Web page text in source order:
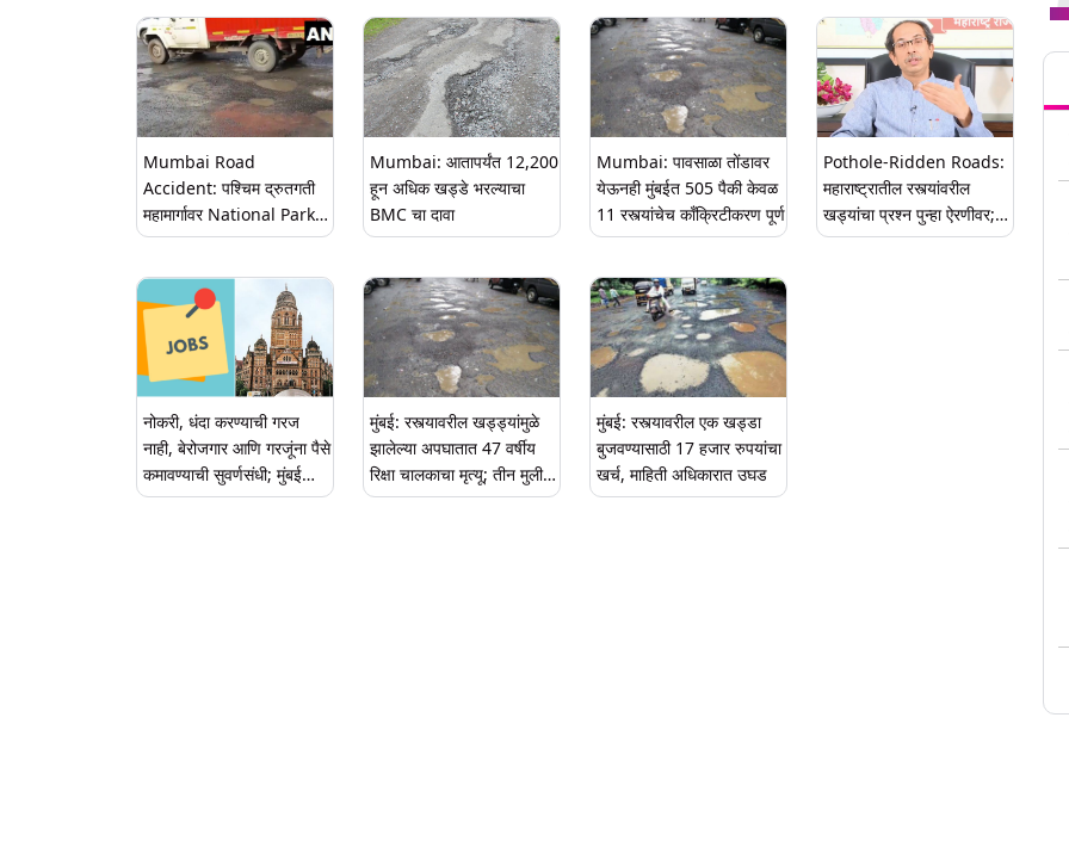
Mumbai Road
Accident: पश्चिम द्रुतगती
महामार्गावर National Park
Bridge वर डम्परची
जागीच मृत्यू
Mumbai: आतापर्यंत 12,200
हून अधिक खड्डे भरल्याचा
BMC चा दावा
Mumbai: पावसाळा तोंडावर
येऊनही मुंबईत 505 पैकी केवळ
11 रस्त्यांचेच काँक्रिटीकरण पूर्ण
Pothole-Ridden Roads:
महाराष्ट्रातील रस्त्यांवरील
खड्यांचा प्रश्न पुन्हा ऐरणीवर;
CM Uddhav Thackeray
नोकरी, धंदा करण्याची गरज
नाही, बेरोजगार आणि गरजूंना पैसे
कमावण्याची सुवर्णसंधी; मुंबई
महापालिकेची हटके योजना
मुंबई: रस्त्यावरील खड्ड्यांमुळे
झालेल्या अपघातात 47 वर्षीय
रिक्षा चालकाचा मृत्यू; तीन मुली व
बायको असा परिवार उघड्यावर
मुंबई: रस्त्यावरील एक खड्डा
बुजवण्यासाठी 17 हजार रुपयांचा
खर्च, माहिती अधिकारात उघड